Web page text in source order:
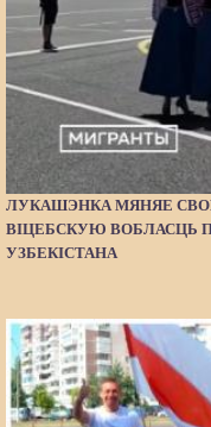
ЛУКАШЭНКА МЯНЯЕ
ВІЦЕБСКУЮ ВОБЛАСЦЬ
УЗБЕКІСТАНА